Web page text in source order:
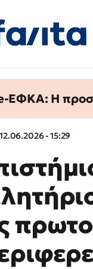
ΕΦΚΑ: Η
12.06.2026 - 15:29